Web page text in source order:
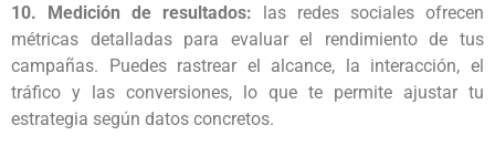
10. Medición de resultados: las redes sociales ofrecen
métricas detalladas para evaluar el rendimiento de tus
campañas. Puedes rastrear el alcance, la interacción, el
tráfico y las conversiones, lo que te permite ajustar tu
estrategia según datos concretos.